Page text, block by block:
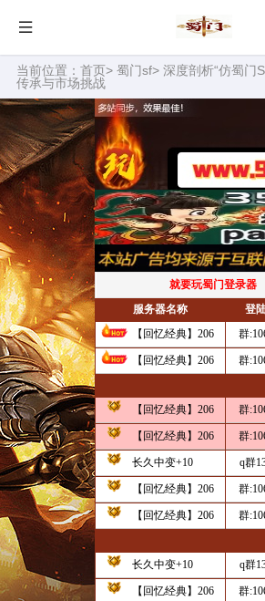
当前位置： 首页> 蜀门sf> 深度剖析“仿蜀门
传承与市场挑战